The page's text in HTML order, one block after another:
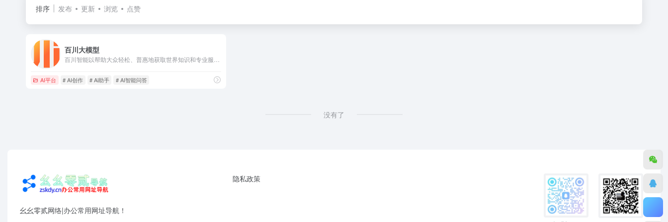
排序 发布 更新 浏览 点赞
百川大模型
AI平台 # AI创作 # Ai助手 # AI智能问答
没有了
幺幺零贰网络|办公常用网址导航！
隐私政策